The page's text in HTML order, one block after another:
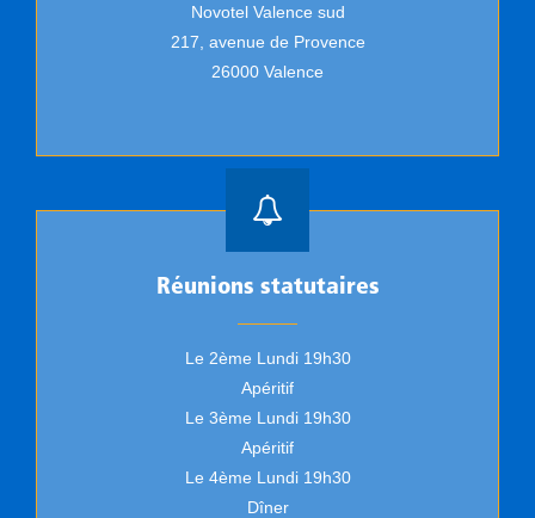
Novotel Valence sud
217, avenue de Provence
26000 Valence
Réunions statutaires
Le 2ème Lundi 19h30
Apéritif
Le 3ème Lundi 19h30
Apéritif
Le 4ème Lundi 19h30
Dîner